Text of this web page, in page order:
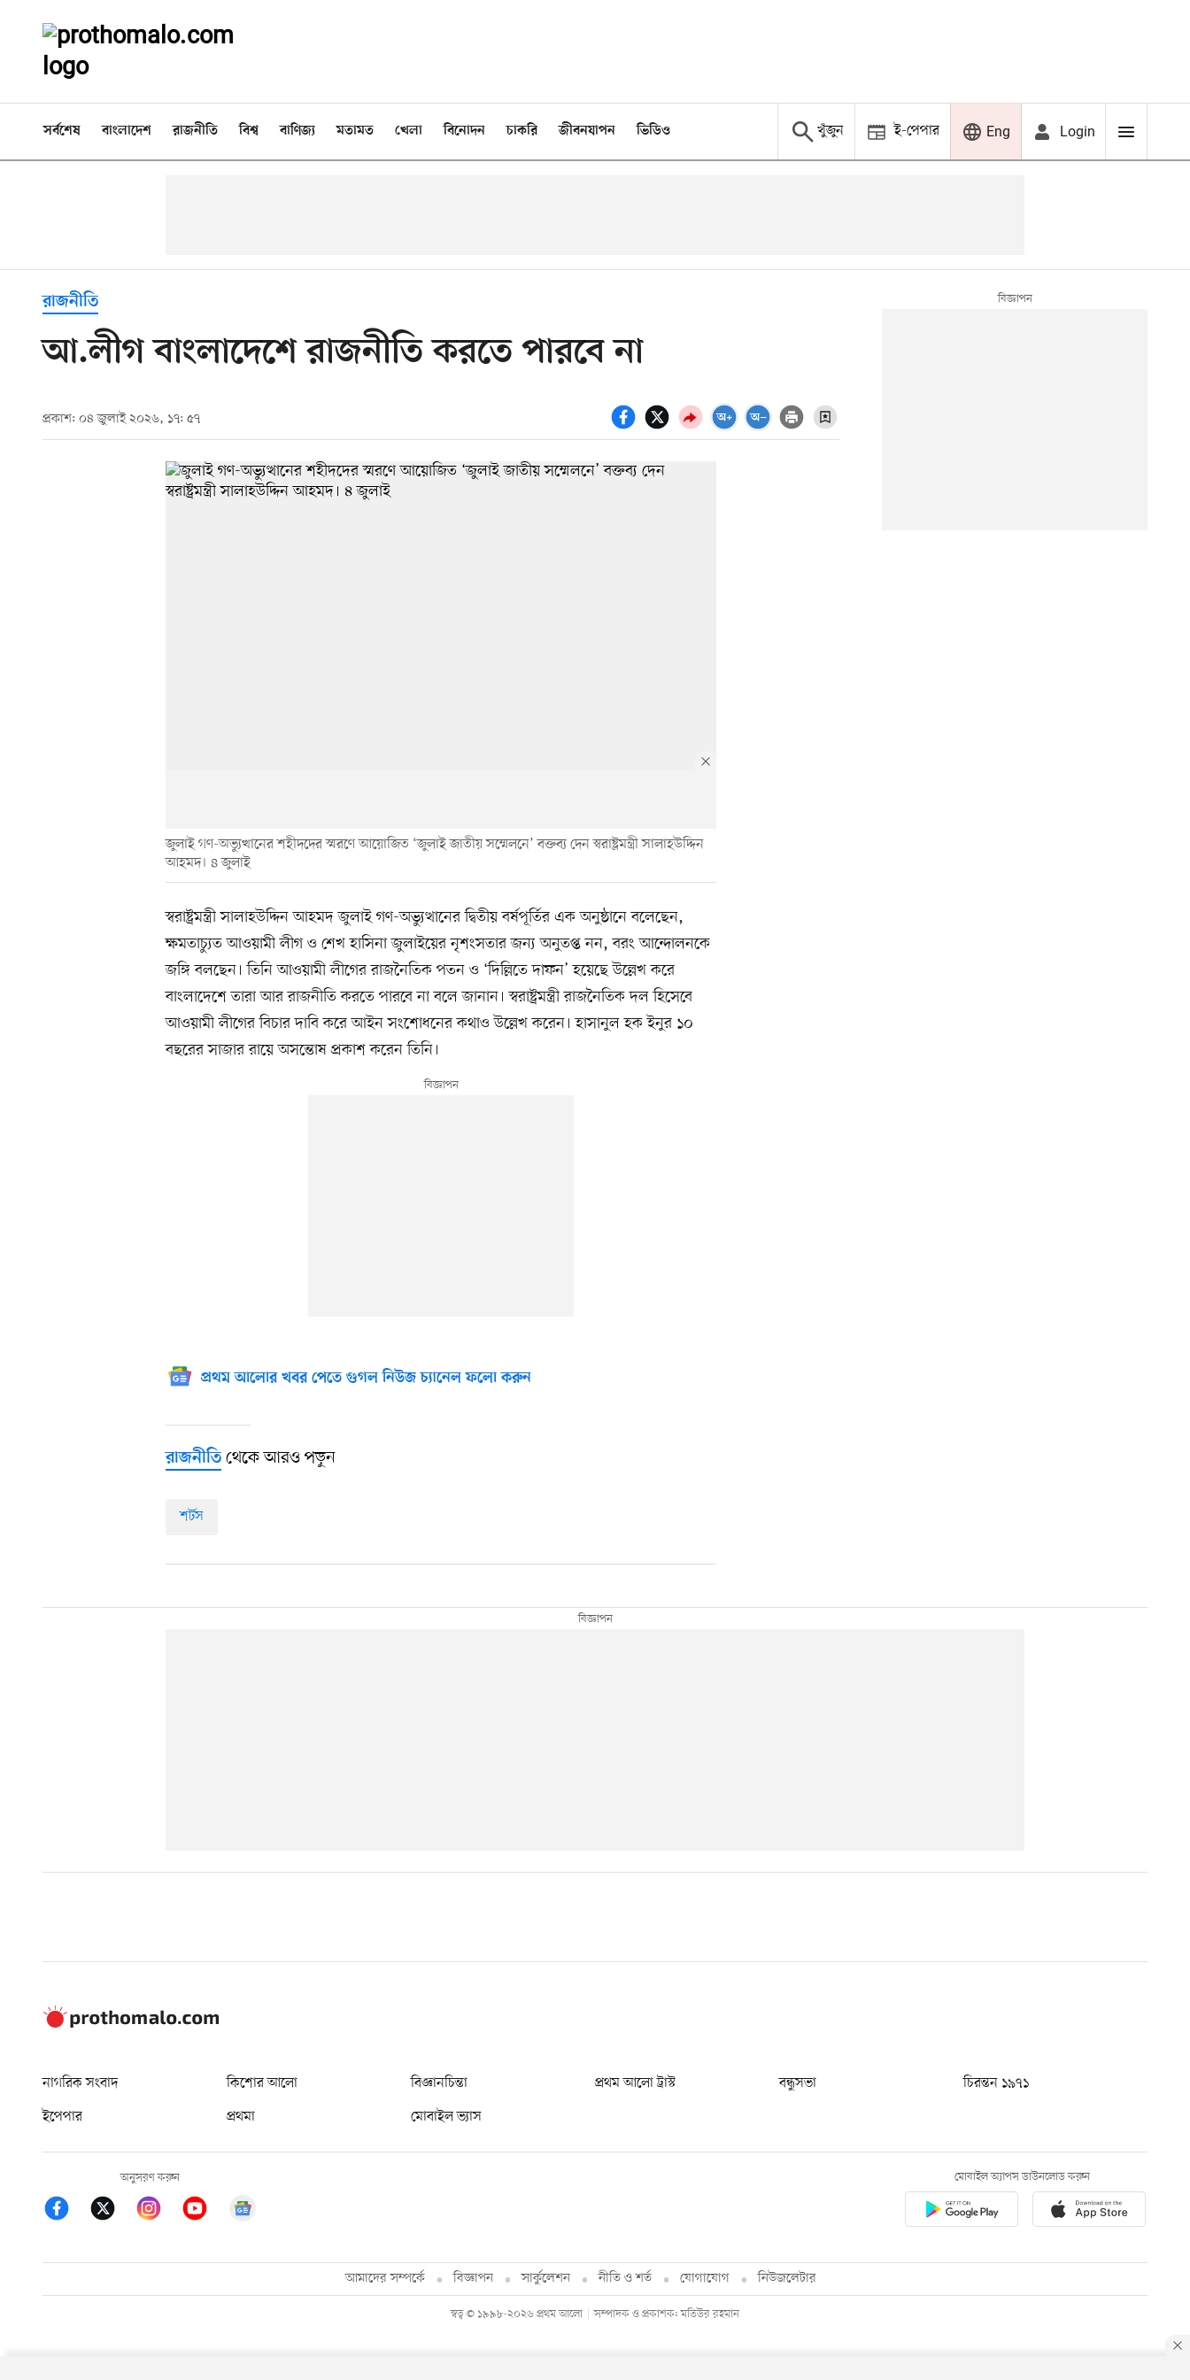
সর্বশেষ বাংলাদেশ রাজনীতি বিশ্ব বাণিজ্য মতামত খেলা বিনোদন চাকরি জীবনযাপন ভিডিও খুঁজুন ই-পেপার Eng Login
রাজনীতি
আ.লীগ বাংলাদেশে রাজনীতি করতে পারবে না
প্রকাশ: ০৪ জুলাই ২০২৬, ১৭: ৫৭
জুলাই গণ-অভ্যুত্থানের শহীদদের স্মরণে আয়োজিত ‘জুলাই জাতীয় সম্মেলনে’ বক্তব্য দেন স্বরাষ্ট্রমন্ত্রী সালাহউদ্দিন
আহমদ। ৪ জুলাই
স্বরাষ্ট্রমন্ত্রী সালাহউদ্দিন আহমদ জুলাই গণ-অভ্যুত্থানের দ্বিতীয় বর্ষপূর্তির এক অনুষ্ঠানে বলেছেন,
ক্ষমতাচ্যুত আওয়ামী লীগ ও শেখ হাসিনা জুলাইয়ের নৃশংসতার জন্য অনুতপ্ত নন, বরং আন্দোলনকে
জঙ্গি বলছেন। তিনি আওয়ামী লীগের রাজনৈতিক পতন ও ‘দিল্লিতে দাফন’ হয়েছে উল্লেখ করে
বাংলাদেশে তারা আর রাজনীতি করতে পারবে না বলে জানান। স্বরাষ্ট্রমন্ত্রী রাজনৈতিক দল হিসেবে
আওয়ামী লীগের বিচার দাবি করে আইন সংশোধনের কথাও উল্লেখ করেন। হাসানুল হক ইনুর ১০
বছরের সাজার রায়ে অসন্তোষ প্রকাশ করেন তিনি।
প্রথম আলোর খবর পেতে গুগল নিউজ চ্যানেল ফলো করুন
রাজনীতি থেকে আরও পড়ুন
শর্টস
নাগরিক সংবাদ কিশোর আলো বিজ্ঞানচিন্তা প্রথম আলো ট্রাস্ট বন্ধুসভা
চিরন্তন ১৯৭১
ইপেপার
প্রথমা মোবাইল ভ্যাস
অনুসরণ করুন মোবাইল অ্যাপস ডাউনলোড করুন
আমাদের সম্পর্কে বিজ্ঞাপন সার্কুলেশন নীতি ও শর্ত যোগাযোগ নিউজলেটার
স্বত্ব © ১৯৯৮-২০২৬ প্রথম আলো সম্পাদক ও প্রকাশক: মতিউর রহমান